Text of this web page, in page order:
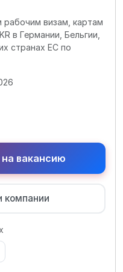
рабочим визам, картам
в Германии, Бельгии,
странах ЕС по
вакансию
компании